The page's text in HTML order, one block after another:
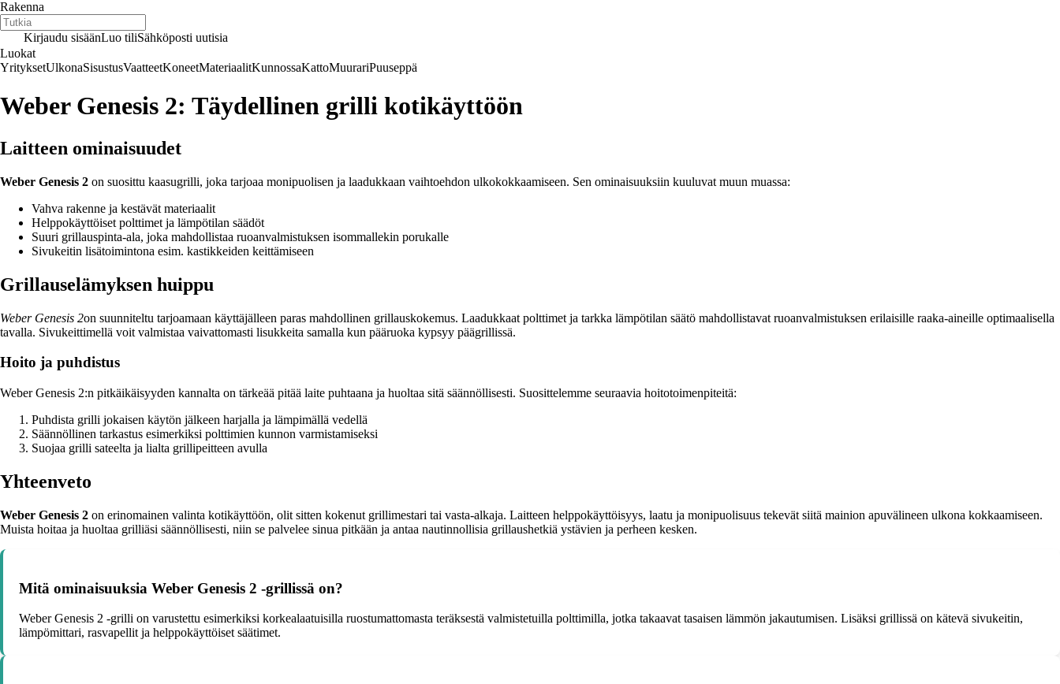
Rakenna
Kirjaudu sisäänLuo tiliSähköposti uutisia
Luokat
YrityksetUlkonaSisustusVaatteetKoneetMateriaalitKunnossaKattoMuurariPuuseppä
Weber Genesis 2: Täydellinen grilli kotikäyttöön
Laitteen ominaisuudet
Weber Genesis 2 on suosittu kaasugrilli, joka tarjoaa monipuolisen ja laadukkaan vaihtoehdon ulkokokkaamiseen. Sen ominaisuuksiin kuuluvat muun muassa:
Vahva rakenne ja kestävät materiaalit
Helppokäyttöiset polttimet ja lämpötilan säädöt
Suuri grillauspinta-ala, joka mahdollistaa ruoanvalmistuksen isommallekin porukalle
Sivukeitin lisätoimintona esim. kastikkeiden keittämiseen
Grillauselämyksen huippu
Weber Genesis 2on suunniteltu tarjoamaan käyttäjälleen paras mahdollinen grillauskokemus. Laadukkaat polttimet ja tarkka lämpötilan säätö mahdollistavat ruoanvalmistuksen erilaisille raaka-aineille optimaalisella
tavalla. Sivukeittimellä voit valmistaa vaivattomasti lisukkeita samalla kun pääruoka kypsyy päägrillissä.
Hoito ja puhdistus
Weber Genesis 2:n pitkäikäisyyden kannalta on tärkeää pitää laite puhtaana ja huoltaa sitä säännöllisesti. Suosittelemme seuraavia hoitotoimenpiteitä:
Puhdista grilli jokaisen käytön jälkeen harjalla ja lämpimällä vedellä
Säännöllinen tarkastus esimerkiksi polttimien kunnon varmistamiseksi
Suojaa grilli sateelta ja lialta grillipeitteen avulla
Yhteenveto
Weber Genesis 2 on erinomainen valinta kotikäyttöön, olit sitten kokenut grillimestari tai vasta-alkaja. Laitteen helppokäyttöisyys, laatu ja monipuolisuus tekevät siitä mainion apuvälineen ulkona kokkaamiseen.
Muista hoitaa ja huoltaa grilliäsi säännöllisesti, niin se palvelee sinua pitkään ja antaa nautinnollisia grillaushetkiä ystävien ja perheen kesken.
Mitä ominaisuuksia Weber Genesis 2 -grillissä on?
Weber Genesis 2 -grilli on varustettu esimerkiksi korkealaatuisilla ruostumattomasta teräksestä valmistetuilla polttimilla, jotka takaavat tasaisen lämmön jakautumisen. Lisäksi grillissä on kätevä sivukeitin,
lämpömittari, rasvapellit ja helppokäyttöiset säätimet.